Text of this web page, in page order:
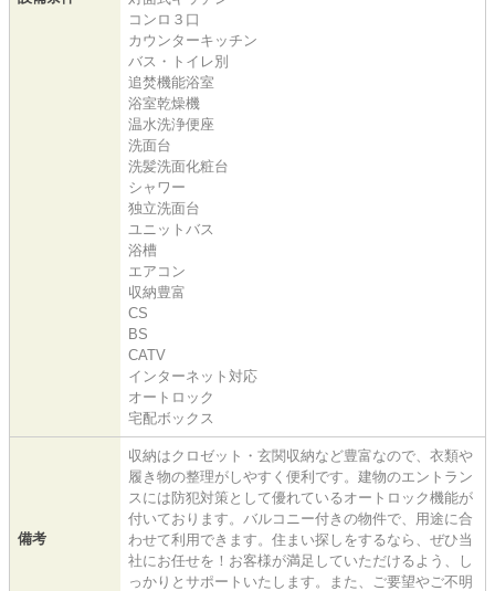
コンロ３口
カウンターキッチン
バス・トイレ別
追焚機能浴室
浴室乾燥機
温水洗浄便座
洗面台
洗髪洗面化粧台
シャワー
独立洗面台
ユニットバス
浴槽
エアコン
収納豊富
CS
BS
CATV
インターネット対応
オートロック
宅配ボックス
備考
収納はクロゼット・玄関収納など豊富なので、衣類や
履き物の整理がしやすく便利です。建物のエントラン
スには防犯対策として優れているオートロック機能が
付いております。バルコニー付きの物件で、用途に合
わせて利用できます。住まい探しをするなら、ぜひ当
社にお任せを！お客様が満足していただけるよう、し
っかりとサポートいたします。また、ご要望やご不明